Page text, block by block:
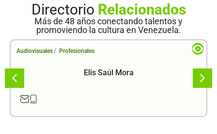
Directorio Relacionados
Más de 48 años conectando talentos y
promoviendo la cultura en Venezuela.
Audiovisuales / Profesionales
Elis Saúl Mora